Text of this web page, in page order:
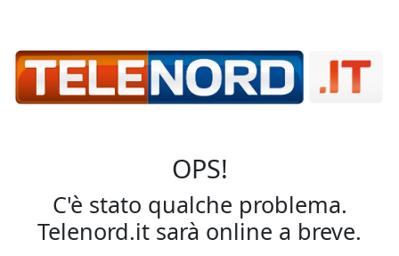
OPS!
C'è stato qualche problema.
Telenord.it sarà online a breve.